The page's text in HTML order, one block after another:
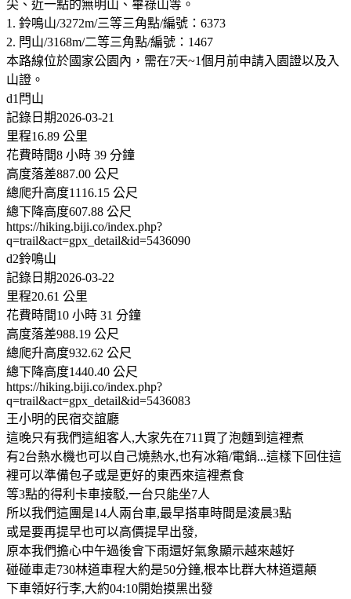
尖、近一點的無明山、畢祿山等。
1. 鈴鳴山/3272m/三等三角點/編號：6373
2. 閂山/3168m/二等三角點/編號：1467
本路線位於國家公園內，需在7天~1個月前申請入園證以及入
山證。
d1閂山
記錄日期2026-03-21
里程16.89 公里
花費時間8 小時 39 分鐘
高度落差887.00 公尺
總爬升高度1116.15 公尺
總下降高度607.88 公尺
https://hiking.biji.co/index.php?
q=trail&act=gpx_detail&id=5436090
d2鈴鳴山
記錄日期2026-03-22
里程20.61 公里
花費時間10 小時 31 分鐘
高度落差988.19 公尺
總爬升高度932.62 公尺
總下降高度1440.40 公尺
https://hiking.biji.co/index.php?
q=trail&act=gpx_detail&id=5436083
王小明的民宿交誼廳
這晚只有我們這組客人,大家先在711買了泡麵到這裡煮
有2台熱水機也可以自己燒熱水,也有冰箱/電鍋...這樣下回住這
裡可以準備包子或是更好的東西來這裡煮食
等3點的得利卡車接駁,一台只能坐7人
所以我們這團是14人兩台車,最早搭車時間是淩晨3點
或是要再提早也可以高價提早出發,
原本我們擔心中午過後會下雨還好氣象顯示越來越好
碰碰車走730林道車程大約是50分鐘,根本比群大林道還顛
下車領好行李,大約04:10開始摸黑出發